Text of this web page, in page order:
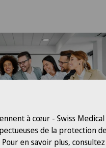
à cœur - Swiss
de la protection
en savoir plus,